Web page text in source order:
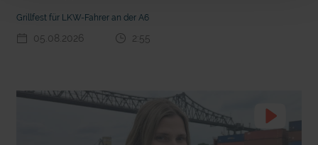
Grillfest für LKW-Fahrer an der A6
05.08.2026 2:55